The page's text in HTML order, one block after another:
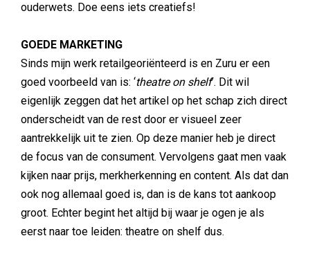
ouderwets. Doe eens iets creatiefs!
GOEDE MARKETING
Sinds mijn werk retailgeoriënteerd is en Zuru er een
goed voorbeeld van is: ‘theatre on shelf’. Dit wil
eigenlijk zeggen dat het artikel op het schap zich direct
onderscheidt van de rest door er visueel zeer
aantrekkelijk uit te zien. Op deze manier heb je direct
de focus van de consument. Vervolgens gaat men vaak
kijken naar prijs, merkherkenning en content. Als dat dan
ook nog allemaal goed is, dan is de kans tot aankoop
groot. Echter begint het altijd bij waar je ogen je als
eerst naar toe leiden: theatre on shelf dus.